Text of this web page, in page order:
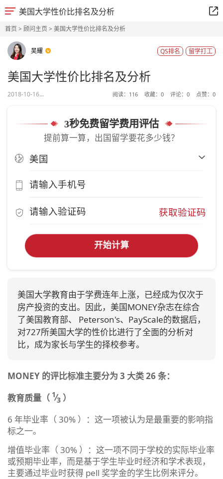
美国大学性价比排名及分析
首页> 顾问主页> 美国大学性价比排名及分析
吴耀 留学打工
QS排名
美国大学性价比排名及分析
2018-10-16... 阅读： 116 收藏： 0 评论： 0 点赞： 0
3秒免费留学费用评估
提前算一算，出国留学要花多少钱？
获取验证码
开始计算
美国大学教育由于学费连年上涨，已经成为仅次于
房产投资的支出。因此，美国MONEY杂志在综合
了美国教育部、 Peterson's、PayScale的数据后，
对727所美国大学的性价比进行了全面的分析对
比，成为家长与学生的择校参考。
MONEY 的评比标准主要分为 3 大类26 条：
教育质量（ 1⁄3 ）
6 年毕业率（ 30% ）：这一项被认为是最重要的影响指
标之一。
增值毕业率（ 30% ）：这一项不同于学校的实际毕业率
或预期毕业率，而是基于学生毕业时经济和学术表现，
主要通过毕业时获得 pell 奖学金的学生比例来评分。